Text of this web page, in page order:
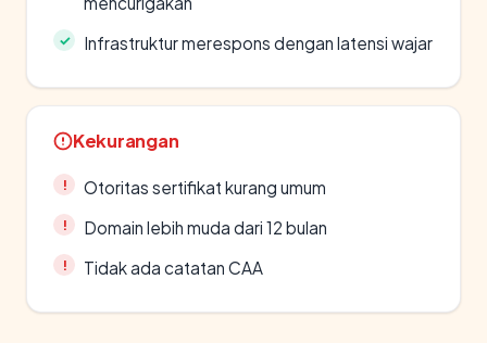
Infrastruktur merespons dengan latensi wajar
Kekurangan
Otoritas sertifikat kurang umum
Domain lebih muda dari 12 bulan
Tidak ada catatan CAA